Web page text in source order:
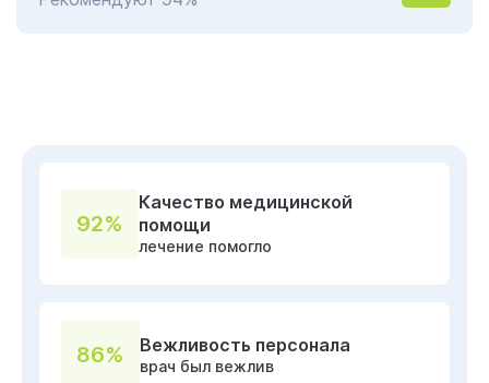
92%
Качество медицинской
помощи
лечение помогло
86% Вежливость персонала
врач был вежлив